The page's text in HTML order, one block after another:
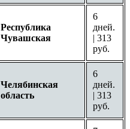
Республика
Чувашская
6
дней.
| 313
руб.
Челябинская
область
6
дней.
| 313
руб.